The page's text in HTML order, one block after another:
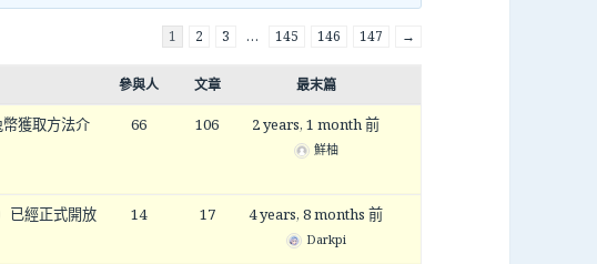
1 2 3 … 145 146 147 →
參與人 文章 最末篇
幣獲取方法介
66 106 2 years, 1 month 前
鮮柚
已經正式開放 14 17 4 years, 8 months 前
Darkpi